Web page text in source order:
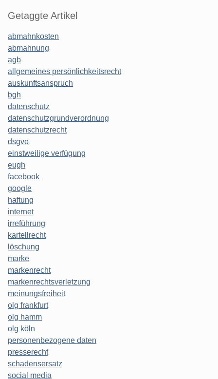
Getaggte Artikel
abmahnkosten
abmahnung
agb
allgemeines persönlichkeitsrecht
auskunftsanspruch
bgh
datenschutz
datenschutzgrundverordnung
datenschutzrecht
dsgvo
einstweilige verfügung
eugh
facebook
google
haftung
internet
irreführung
kartellrecht
löschung
marke
markenrecht
markenrechtsverletzung
meinungsfreiheit
olg frankfurt
olg hamm
olg köln
personenbezogene daten
presserecht
schadensersatz
social media